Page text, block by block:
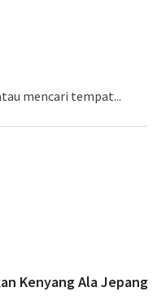
mencari tempat...
Kenyang Ala Jepang